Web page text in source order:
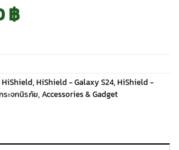
฿Current
price
is:
HiShield, HiShield - Galaxy S24, HiShield -
ะจกนิรภัย, Accessories & Gadget